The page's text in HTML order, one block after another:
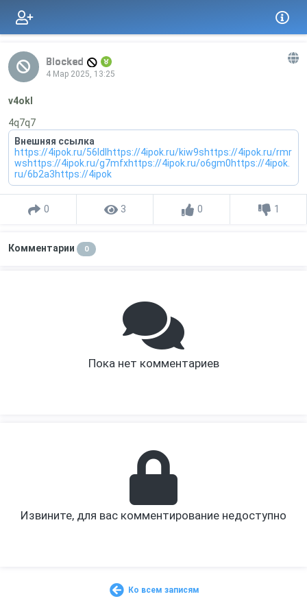
Blocked
4 Мар 2025, 13:25
v4okl
4q7q7
Внешняя ссылка
https://4ipok.ru/56ldlhttps://4ipok.ru/kiw9shttps://4ipok.ru/rmr
wshttps://4ipok.ru/g7mfxhttps://4ipok.ru/o6gm0https://4ipok.
ru/6b2a3https://4ipok
0 3 0 1
Комментарии 0
Пока нет комментариев
Извините, для вас комментирование недоступно
Ко всем записям